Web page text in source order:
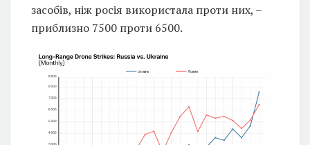
засобів, ніж росія використала проти них, –
приблизно 7500 проти 6500.